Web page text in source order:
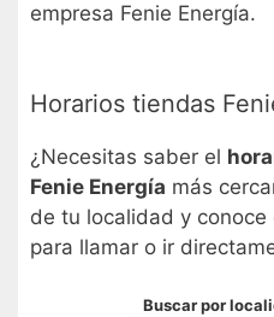
empresa Fenie Energía.
Horarios tiendas
¿Necesitas saber el
Fenie Energía más
de tu localidad y
para llamar o ir
Buscar por